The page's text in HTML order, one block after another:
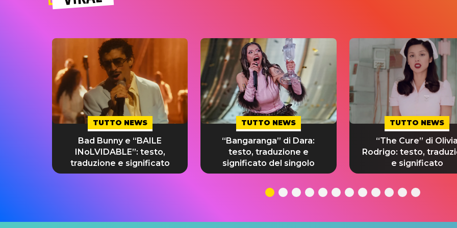
TUTTO NEWS
Bad Bunny e “BAILE
INoLVIDABLE”: testo,
traduzione e significato
TUTTO NEWS
“Bangaranga” di Dara:
testo, traduzione e
significato del singolo
TUTTO NEWS
“The Cure” di Olivia
Rodrigo: testo,
e significato